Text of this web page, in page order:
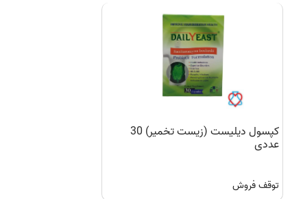
کپسول دیلیست (زیست تخمیر) 30
عددی
توقف فروش